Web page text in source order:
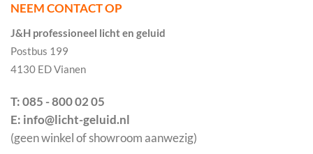
NEEM CONTACT OP
J&H professioneel licht en geluid
Postbus 199
4130 ED Vianen
T: 085 - 800 02 05
E: info@licht-geluid.nl
(geen winkel of showroom aanwezig)